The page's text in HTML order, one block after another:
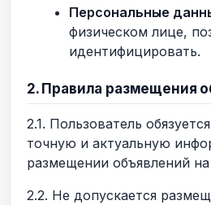
Персональные
физическом лице,
идентифицировать.
2. Правила размещения
2.1. Пользователь
точную и актуальную
размещении объявлений
2.2. Не допускается